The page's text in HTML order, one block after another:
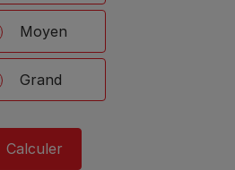
Moyen
Grand
Calculer